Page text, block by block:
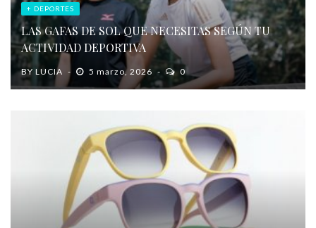
+ DEPORTES
LAS GAFAS DE SOL QUE NECESITAS SEGÚN TU
ACTIVIDAD DEPORTIVA
BY LUCIA 5 marzo, 2026 0